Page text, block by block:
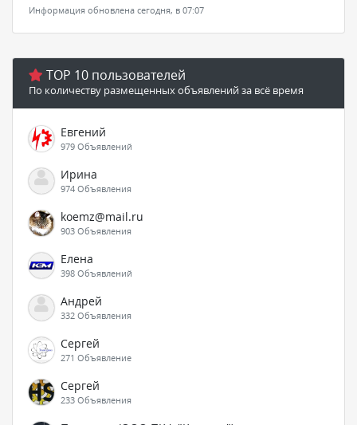
Информация обновлена сегодня, в 07:07
TOP 10 пользователей
По количеству размещенных объявлений за всё время
Евгений
979 Объявлений
Ирина
974 Объявления
koemz@mail.ru
903 Объявления
Елена
398 Объявлений
Андрей
332 Объявления
Сергей
271 Объявление
Сергей
233 Объявления